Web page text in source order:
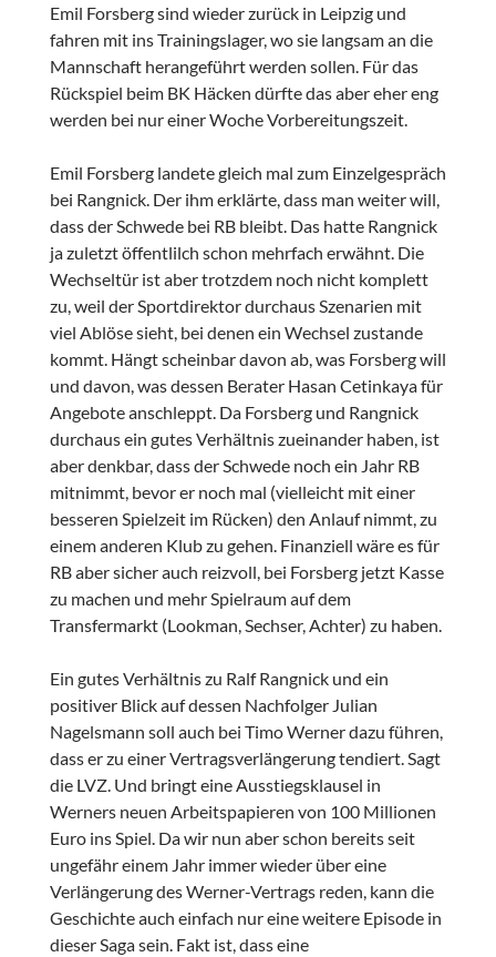
Emil Forsberg sind wieder zurück in Leipzig und
fahren mit ins Trainingslager, wo sie langsam an die
Mannschaft herangeführt werden sollen. Für das
Rückspiel beim BK Häcken dürfte das aber eher eng
werden bei nur einer Woche Vorbereitungszeit.
Emil Forsberg landete gleich mal zum Einzelgespräch
bei Rangnick. Der ihm erklärte, dass man weiter will,
dass der Schwede bei RB bleibt. Das hatte Rangnick
ja zuletzt öffentlilch schon mehrfach erwähnt. Die
Wechseltür ist aber trotzdem noch nicht komplett
zu, weil der Sportdirektor durchaus Szenarien mit
viel Ablöse sieht, bei denen ein Wechsel zustande
kommt. Hängt scheinbar davon ab, was Forsberg will
und davon, was dessen Berater Hasan Cetinkaya für
Angebote anschleppt. Da Forsberg und Rangnick
durchaus ein gutes Verhältnis zueinander haben, ist
aber denkbar, dass der Schwede noch ein Jahr RB
mitnimmt, bevor er noch mal (vielleicht mit einer
besseren Spielzeit im Rücken) den Anlauf nimmt, zu
einem anderen Klub zu gehen. Finanziell wäre es für
RB aber sicher auch reizvoll, bei Forsberg jetzt Kasse
zu machen und mehr Spielraum auf dem
Transfermarkt (Lookman, Sechser, Achter) zu haben.
Ein gutes Verhältnis zu Ralf Rangnick und ein
positiver Blick auf dessen Nachfolger Julian
Nagelsmann soll auch bei Timo Werner dazu führen,
dass er zu einer Vertragsverlängerung tendiert. Sagt
die LVZ. Und bringt eine Ausstiegsklausel in
Werners neuen Arbeitspapieren von 100 Millionen
Euro ins Spiel. Da wir nun aber schon bereits seit
ungefähr einem Jahr immer wieder über eine
Verlängerung des Werner-Vertrags reden, kann die
Geschichte auch einfach nur eine weitere Episode in
dieser Saga sein. Fakt ist, dass eine